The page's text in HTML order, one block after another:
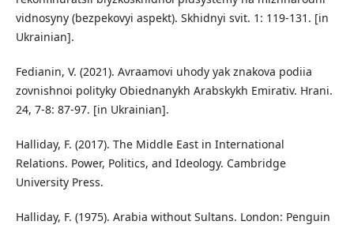
vidnosyny (bezpekovyi aspekt). Skhidnyi svit. 1: 119-131. [in
Ukrainian].
Fedianin, V. (2021). Avraamovi uhody yak znakova podiia
zovnishnoi polityky Obiednanykh Arabskykh Emirativ. Hrani.
24, 7-8: 87-97. [in Ukrainian].
Halliday, F. (2017). The Middle East in International
Relations. Power, Politics, and Ideology. Cambridge
University Press.
Halliday, F. (1975). Arabia without Sultans. London: Penguin